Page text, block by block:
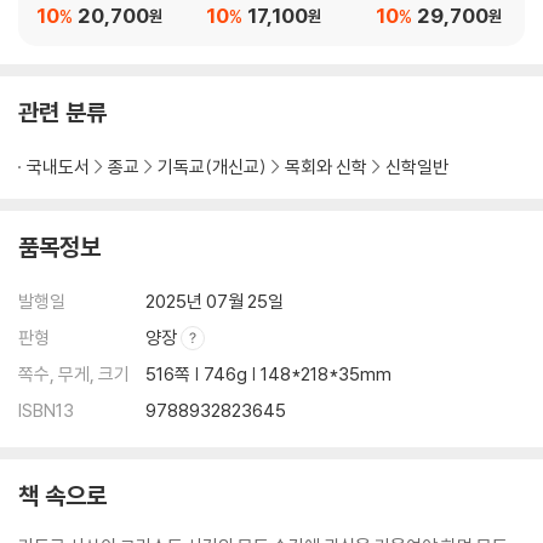
20,700원
10% 17,100원
10% 29,700원
10%
관련 분류
국내도서 종교 기독교(개신교) 목회와 신학 신학일반
품목정보
발행일
2025년 07월 25일
판형
양장
쪽수, 무게, 크기
516쪽 | 746g | 148*218*35mm
ISBN13
9788932823645
책 속으로